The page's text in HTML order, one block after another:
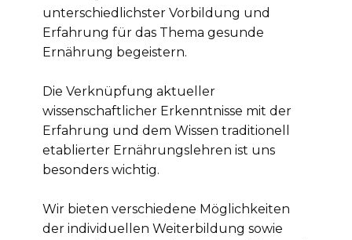
unterschiedlichster Vorbildung und
Erfahrung für das Thema gesunde
Ernährung begeistern.
Die Verknüpfung aktueller
wissenschaftlicher Erkenntnisse mit der
Erfahrung und dem Wissen traditionell
etablierter Ernährungslehren ist uns
besonders wichtig.
Wir bieten verschiedene Möglichkeiten
der individuellen Weiterbildung sowie